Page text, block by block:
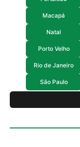
Macapá
Natal
Porto Velho
Rio de Janeiro
São Paulo